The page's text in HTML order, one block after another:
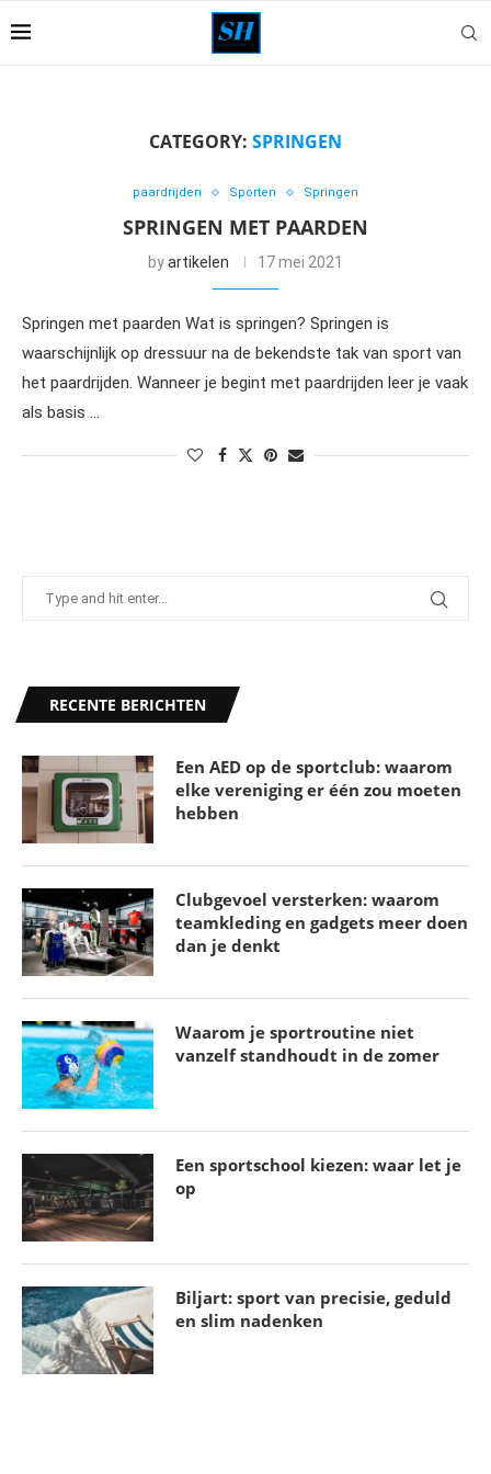
CATEGORY: SPRINGEN
paardrijden Sporten Springen
SPRINGEN MET PAARDEN
byartikelen 17 mei 2021
Springen met paarden Wat is springen? Springen is
waarschijnlijk op dressuur na de bekendste tak van sport van
het paardrijden. Wanneer je begint met paardrijden leer je vaak
als basis …
RECENTE BERICHTEN
Een AED op de sportclub: waarom
elke vereniging er één zou moeten
hebben
Clubgevoel versterken: waarom
teamkleding en gadgets meer doen
dan je denkt
Waarom je sportroutine niet
vanzelf standhoudt in de zomer
Een sportschool kiezen: waar let je
op
Biljart: sport van precisie, geduld
en slim nadenken